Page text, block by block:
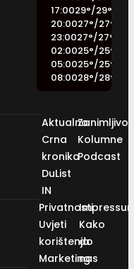
17:0029°/29°
20:0027°/27°
23:0027°/27°
02:0025°/25°
05:0025°/25°
08:0028°/28°
Aktualno
Crna
kronika
DuList
IN
Kolumne
Podcast
Privatnosti
Uvjeti
korištenja
Marketing
Kako
do
nas